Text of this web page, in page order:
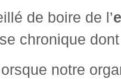
de boire de l’
chronique
notre